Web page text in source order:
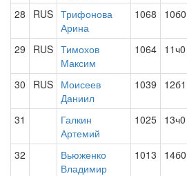
28 RUS Трифонова
Арина
1068 10б0
29 RUS Тимохов
Максим
1064 11ч0
30 RUS Моисеев
Даниил
1039 12б1
31
Галкин
Артемий
1025 13ч0
32
Вьюженко
Владимир
1013 14б0